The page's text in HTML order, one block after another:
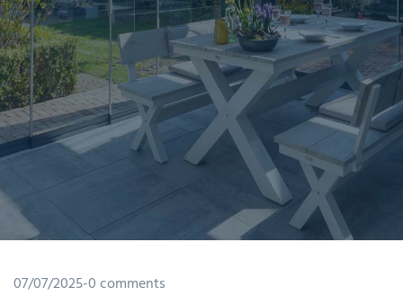
07/07/2025-0 comments